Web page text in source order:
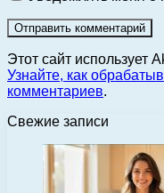
Этот сайт использует
Узнайте, как
комментариев.
Свежие записи